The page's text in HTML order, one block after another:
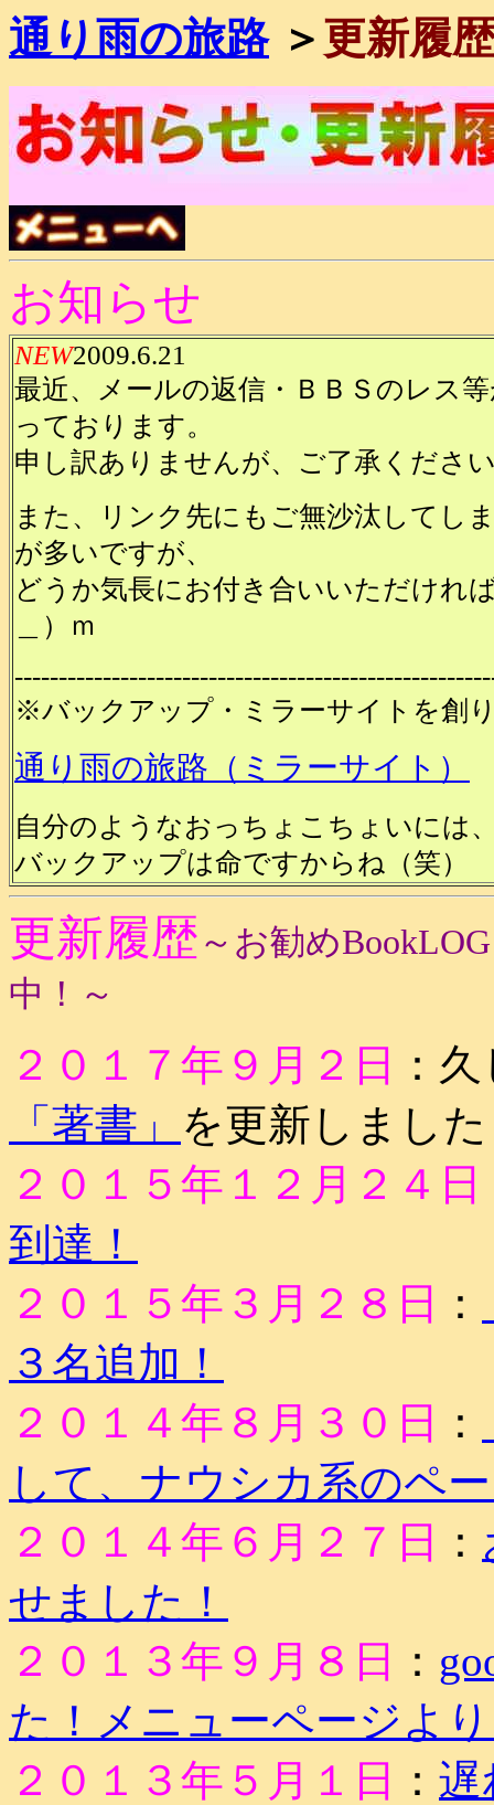
通り雨の旅路＞ 更新履歴
お知らせ
NEW2009.6.21
最近、メールの返信・ＢＢＳのレス
っております。
申し訳ありませんが、ご了承くださ
また、リンク先にもご無沙汰してし
が多いですが、
どうか気長にお付き合いいただけれ
＿）ｍ
※バックアップ・ミラーサイトを創
通り雨の旅路（ミラーサイト）
自分のようなおっちょこちょいには
バックアップは命ですからね（笑）
更新履歴 ～お勧め
中！～
２０１７年９月２日
：
「著書」 を更新しまし
２０１５年１２月２４日
到達！
２０１５年３月２８日
：
３名追加！
２０１４年８月３０日
：
して、ナウシカ系のペ
２０１４年６月２７日
：
せました！
２０１３年９月８日
：
た！メニューページよ
２０１３年５月１日
：